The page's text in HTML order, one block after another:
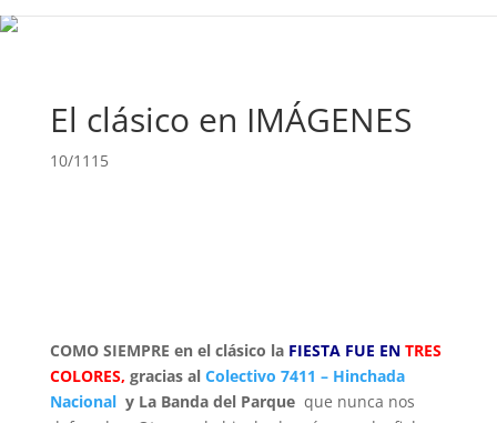
El clásico en IMÁGENES
10/1115
COMO SIEMPRE en el clásico laFIESTA FUE ENTRES
COLORES, gracias al Colectivo 7411 – Hinchada
Nacional y La Banda del Parque que nunca nos